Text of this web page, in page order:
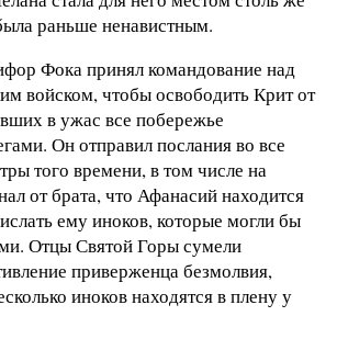
раньше ненавистным.
Фока принял командование над
войском, чтобы освободить Крит от
в ужас все побережье
Он отправил послания во все
того времени, в том числе на
от брата, что Афанасий находится
ему иноков, которые могли бы
Отцы Святой Горы сумели
приверженца безмолвия,
иноков находятся в плену у